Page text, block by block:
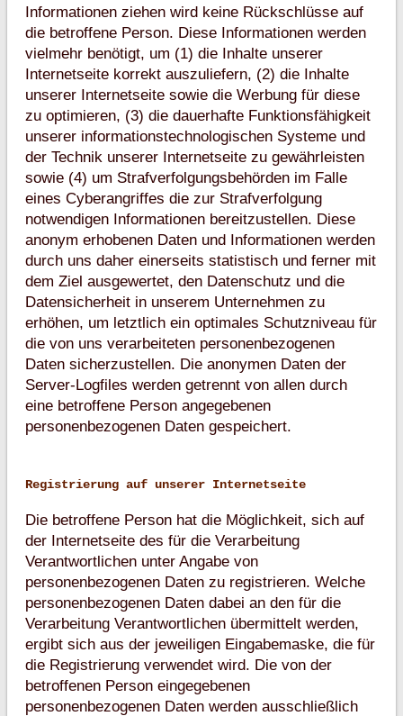
Informationen ziehen wird keine Rückschlüsse auf
die betroffene Person. Diese Informationen werden
vielmehr benötigt, um (1) die Inhalte unserer
Internetseite korrekt auszuliefern, (2) die Inhalte
unserer Internetseite sowie die Werbung für diese
zu optimieren, (3) die dauerhafte Funktionsfähigkeit
unserer informationstechnologischen Systeme und
der Technik unserer Internetseite zu gewährleisten
sowie (4) um Strafverfolgungsbehörden im Falle
eines Cyberangriffes die zur Strafverfolgung
notwendigen Informationen bereitzustellen. Diese
anonym erhobenen Daten und Informationen werden
durch uns daher einerseits statistisch und ferner mit
dem Ziel ausgewertet, den Datenschutz und die
Datensicherheit in unserem Unternehmen zu
erhöhen, um letztlich ein optimales Schutzniveau für
die von uns verarbeiteten personenbezogenen
Daten sicherzustellen. Die anonymen Daten der
Server-Logfiles werden getrennt von allen durch
eine betroffene Person angegebenen
personenbezogenen Daten gespeichert.
Registrierung auf unserer Internetseite
Die betroffene Person hat die Möglichkeit, sich auf
der Internetseite des für die Verarbeitung
Verantwortlichen unter Angabe von
personenbezogenen Daten zu registrieren. Welche
personenbezogenen Daten dabei an den für die
Verarbeitung Verantwortlichen übermittelt werden,
ergibt sich aus der jeweiligen Eingabemaske, die für
die Registrierung verwendet wird. Die von der
betroffenen Person eingegebenen
personenbezogenen Daten werden ausschließlich